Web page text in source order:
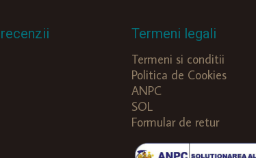
Termeni legali
Termeni si conditii
Politica de Cookies
ANPC
SOL
Formular de retur